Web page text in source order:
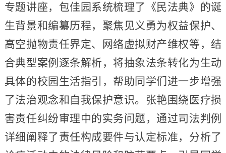
专题讲座，包佳园系统梳理了《民法典》的诞
生背景和编纂历程，聚焦见义勇为权益保护、
高空抛物责任界定、网络虚拟财产维权等，结
合典型案例逐条解析，将抽象法条转化为生动
具体的校园生活指引，帮助同学们进一步增强
了法治观念和自我保护意识。张艳围绕医疗损
害责任纠纷审理中的实务问题，通过司法判例
详细阐释了责任构成要件与认定标准，分析了